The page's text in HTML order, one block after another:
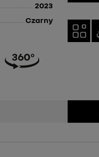
2023
Czarny